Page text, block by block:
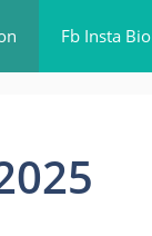
Fb Insta Bio
2025